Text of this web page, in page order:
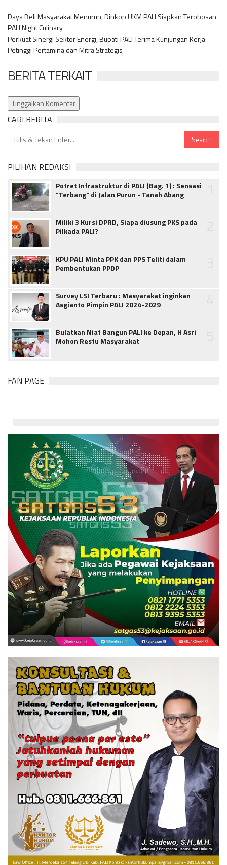
Daya Beli Masyarakat Menurun, Dinkop UKM PALI Siapkan Terobosan
PALI Night Culinary
Perkuat Sinergi Sektor Energi, Bupati PALI Terima Kunjungan Kerja
Petinggi Pertamina dan Mitra Strategis
BERITA TERKAIT
Tinggalkan Komentar
CARI BERITA
PILIHAN REDAKSI
Potret Infrastruktur di PALI (Bag. 1) : Sensasi
"Terbang" di Jalan Purun - Tanah Abang
Miliki 3 Kursi DPRD, Siapa diusung PKS pada
Pilkada PALI?
KPU PALI Minta PPK dan PPS Teliti dalam
Pembentukan PPDP
Survey LSI Terbaru : Masyarakat inginkan
Asgianto Pimpin PALI 2024-2029
Bulatkan Niat Bangun PALI ke Depan, H Asri
Mohon Restu Masyarakat
FAN PAGE